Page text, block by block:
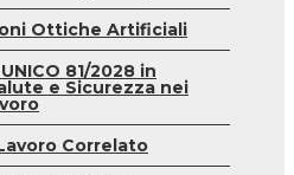
Ottiche Artificiali
81/2028 in
e Sicurezza nei
Correlato